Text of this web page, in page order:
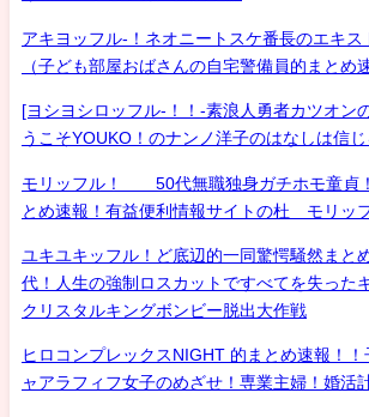
アキヨッフル-！ネオニートスケ番長のエキス
（子ども部屋おばさんの自宅警備員的まとめ
[ヨシヨシロッフル-！！-素浪人勇者カツオン
うこそYOUKO！のナンノ洋子のはなしは信
モリッフル！ 50代無職独身ガチホモ童貞
とめ速報！有益便利情報サイトの杜 モリッ
ユキユキッフル！ど底辺的一同驚愕騒然まと
代！人生の強制ロスカットですべてを失った
クリスタルキングボンビー脱出大作戦
ヒロコンプレックスNIGHT 的まとめ速報！
ャアラフィフ女子のめざせ！専業主婦！婚活